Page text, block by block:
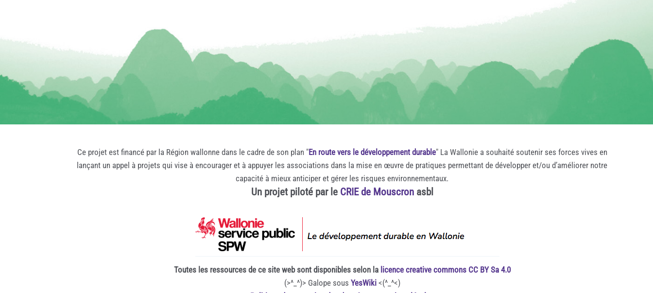
Ce projet est financé par la Région wallonne dans le cadre de son plan "En route vers le développement durable" La Wallonie a souhaité soutenir ses forces vives en
lançant un appel à projets qui vise à encourager et à appuyer les associations dans la mise en œuvre de pratiques permettant de développer et/ou d’améliorer notre
capacité à mieux anticiper et gérer les risques environnementaux.
Un projet piloté par le CRIE de Mouscronasbl
Toutes les ressources de ce site web sont disponibles selon la licence creative commons CC BY Sa 4.0
(>^_^)> Galope sous YesWiki<(^_^<)